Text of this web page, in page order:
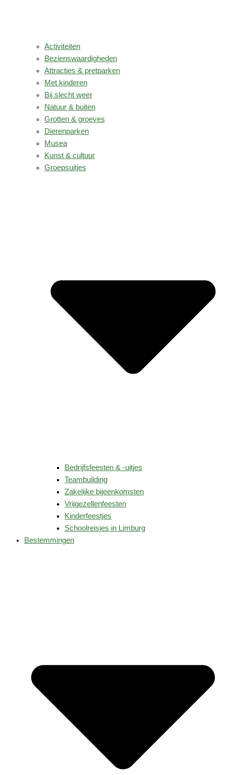
Activiteiten
Bezienswaardigheden
Attracties & pretparken
Met kinderen
Bij slecht weer
Natuur & buiten
Grotten & groeves
Dierenparken
Musea
Kunst & cultuur
Groepsuitjes
Bedrijfsfeesten & -uitjes
Teambuilding
Zakelijke bijeenkomsten
Vrijgezellenfeesten
Kinderfeestjes
Schoolreisjes in Limburg
Bestemmingen